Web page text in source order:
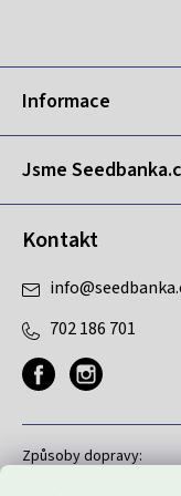
a
í
Informace
Jsme
Kontakt
info@
702 186 701
Způsoby dopravy: